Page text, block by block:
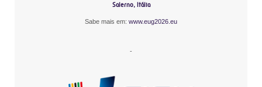
Salerno, Itália
Sabe mais em: www.eug2026.eu
-